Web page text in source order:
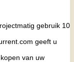
gebruik 10
geeft u
van uw